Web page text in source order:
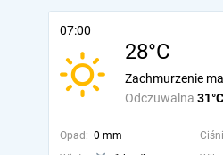
07:00
28°C
Odczuwalna 31°C
Zachmurzenie
Opad: 0 mm